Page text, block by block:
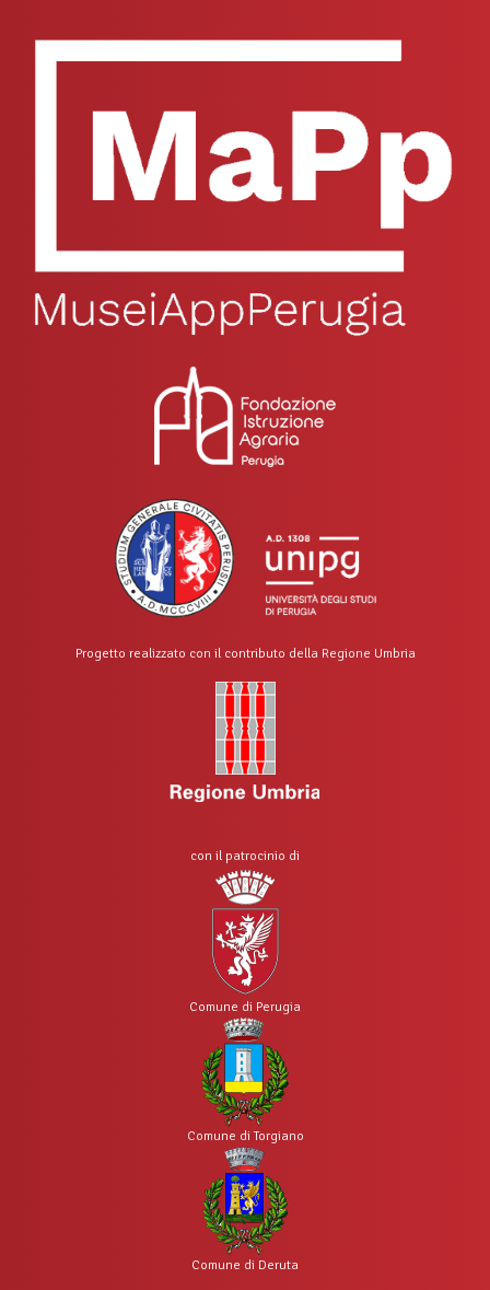
Progetto realizzato con il contributo della Regione Umbria
con il patrocinio di
Comune di Perugia
Comune di Torgiano
Comune di Deruta